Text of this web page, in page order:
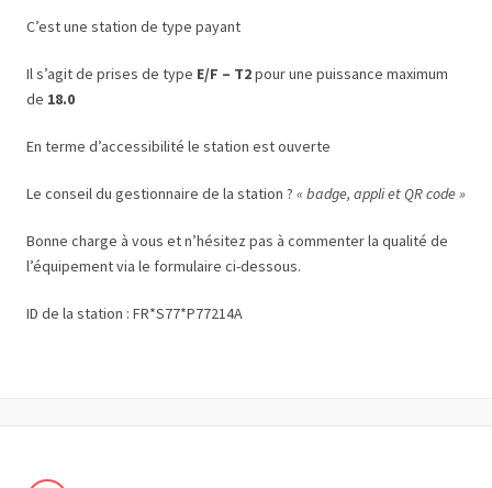
C’est une station de type payant
Il s’agit de prises de type E/F – T2pour une puissance maximum
de 18.0
En terme d’accessibilité le station est ouverte
Le conseil du gestionnaire de la station ? « badge, appli et QR code »
Bonne charge à vous et n’hésitez pas à commenter la qualité de
l’équipement via le formulaire ci-dessous.
ID de la station : FR*S77*P77214A